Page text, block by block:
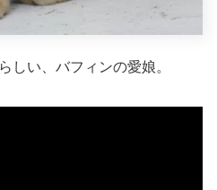
しい、バフィンの愛娘。